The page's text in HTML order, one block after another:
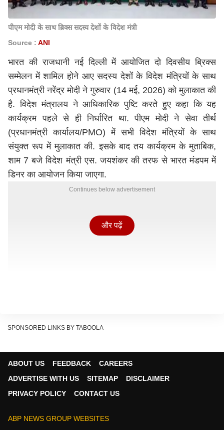
पीएम मोदी के साथ ब्रिक्स सदस्य देशों के विदेश मंत्री
Source : ANI
भारत की राजधानी नई दिल्ली में आयोजित दो दिवसीय ब्रिक्स
सम्मेलन में शामिल होने आए सदस्य देशों के विदेश मंत्रियों के साथ
प्रधानमंत्रीनरेंद्र मोदीने गुरुवार (14 मई, 2026) को मुलाकात की
है. विदेश मंत्रालय ने आधिकारिक पुष्टि करते हुए कहा कि यह
कार्यक्रम पहले से ही निर्धारित था. पीएम मोदी ने सेवा तीर्थ
(प्रधानमंत्री कार्यालय/PMO) में सभी विदेश मंत्रियों के साथ
संयुक्त रूप में मुलाकात की. इसके बाद तय कार्यक्रम के मुताबिक,
शाम 7 बजे विदेश मंत्री एस. जयशंकर की तरफ से भारत मंडपम में
डिनर का आयोजन किया जाएगा.
Continues below advertisement
विदेश मंत्रियों की बैठक में बोले डॉ. एस. जयशंकर
और पढ़ें
SPONSORED LINKS BY TABOOLA
ABOUT US FEEDBACK
CAREERS
ADVERTISE WITH US
SITEMAP
DISCLAIMER
PRIVACY POLICY
CONTACT US
ABP NEWS GROUP WEBSITES